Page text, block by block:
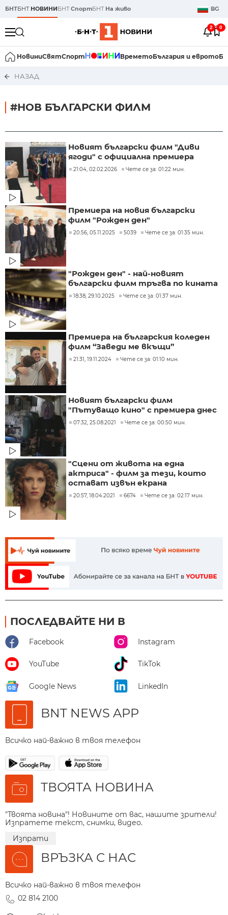
БНТБНТ НОВИНИБНТСпортБНТ На живо BG
2 0
НовиниСвятСпорт ВреметоБългария и еврото
НАЗАД
#НОВ БЪЛГАРСКИ ФИЛМ
Новият български филм "Диви
ягоди" с официална премиера
21:04, 02.02.2026 Чете се за: 01:22 мин.
Премиера на новия български
филм "Рожден ден"
20:56, 05.11.2025 5039 Чете се за: 01:35 мин.
"Рожден ден" - най-новият
български филм тръгва по кината
18:38, 29.10.2025 Чете се за: 01:37 мин.
Премиера на българския коледен
филм “Заведи ме вкъщи”
21:31, 19.11.2024 Чете се за: 01:10 мин.
Новият български филм
"Пътуващо кино" с премиера днес
07:32, 25.08.2021 Чете се за: 00:50 мин.
"Сцени от живота на една
актриса" - филм за тези, които
остават извън екрана
20:57, 18.04.2021 6674 Чете се за: 02:17 мин.
ПОСЛЕДВАЙТЕ НИ В
Facebook Instagram
YouTube TikTok
Google News LinkedIn
BNT NEWS APP
Всичко най-важно в твоя телефон
ТВОЯТА НОВИНА
"Твоята новина"! Новините от вас, нашите зрители!
Изпратете текст, снимки, видео.
Изпрати
ВРЪЗКА С НАС
Всичко най-важно в твоя телефон
02 814 2100